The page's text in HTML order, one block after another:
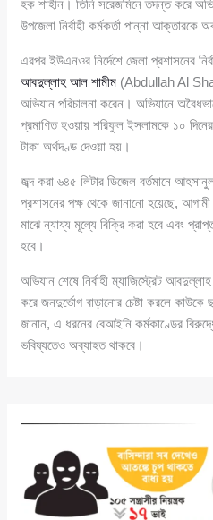
হক শাহীন। তিনি সরেজমিনে তদন্ত করে
উপজেলা নির্বাহী কর্মকর্তা পান্না আক্তারকে
এরপর ইউএনওর নির্দেশে জেলা প্রশাসনের
আবদুল্লাহ আল শামীম (Abdullah Al
অভিযান পরিচালনা করেন। অভিযানে
প্রমাণিত হওয়ায় শরিফুল ইসলামকে ১০
টাকা অর্থদণ্ড দেওয়া হয়।
জব্দ করা ৬৪৫ লিটার ডিজেল বর্তমানে
প্রশাসনের পক্ষ থেকে জানানো হয়েছে,
মাঝে ন্যায্য মূল্যে বিক্রি করা হবে এবং
হবে।
অভিযান শেষে নির্বাহী ম্যাজিস্ট্রেট
করে জনদুর্ভোগ বাড়ানোর চেষ্টা করলে
জানান, এ ধরনের বেআইনি কর্মকাণ্ডের
ভবিষ্যতেও অব্যাহত থাকবে।